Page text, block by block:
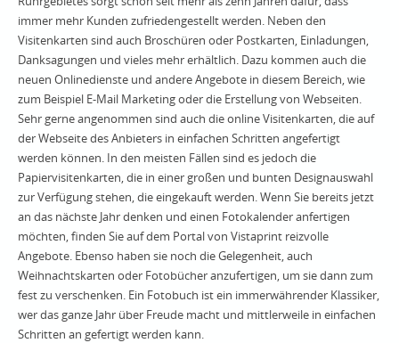
immer mehr Kunden zufriedengestellt werden. Neben den
Visitenkarten sind auch Broschüren oder Postkarten, Einladungen,
Danksagungen und vieles mehr erhältlich. Dazu kommen auch die
neuen Onlinedienste und andere Angebote in diesem Bereich, wie
zum Beispiel E-Mail Marketing oder die Erstellung von Webseiten.
Sehr gerne angenommen sind auch die online Visitenkarten, die auf
der Webseite des Anbieters in einfachen Schritten angefertigt
werden können. In den meisten Fällen sind es jedoch die
Papiervisitenkarten, die in einer großen und bunten Designauswahl
zur Verfügung stehen, die eingekauft werden. Wenn Sie bereits jetzt
an das nächste Jahr denken und einen Fotokalender anfertigen
möchten, finden Sie auf dem Portal von Vistaprint reizvolle
Angebote. Ebenso haben sie noch die Gelegenheit, auch
Weihnachtskarten oder Fotobücher anzufertigen, um sie dann zum
fest zu verschenken. Ein Fotobuch ist ein immerwährender Klassiker,
wer das ganze Jahr über Freude macht und mittlerweile in einfachen
Schritten an gefertigt werden kann.